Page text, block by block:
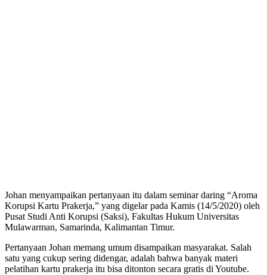
Johan menyampaikan pertanyaan itu dalam seminar daring “Aroma
Korupsi Kartu Prakerja,” yang digelar pada Kamis (14/5/2020) oleh
Pusat Studi Anti Korupsi (Saksi), Fakultas Hukum Universitas
Mulawarman, Samarinda, Kalimantan Timur.
Pertanyaan Johan memang umum disampaikan masyarakat. Salah
satu yang cukup sering didengar, adalah bahwa banyak materi
pelatihan kartu prakerja itu bisa ditonton secara gratis di Youtube.